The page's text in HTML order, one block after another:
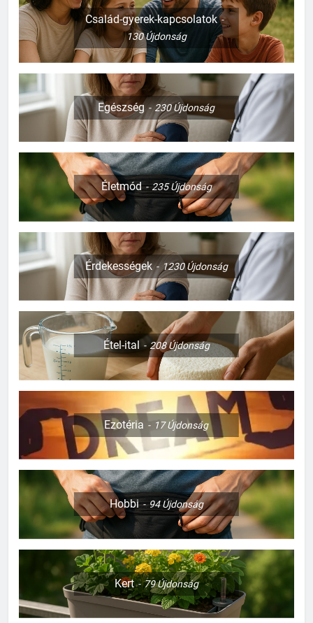
Család-gyerek-kapcsolatok
130Újdonság
Egészség 230Újdonság
Életmód 235Újdonság
Érdekességek 1230Újdonság
Étel-ital 208Újdonság
Ezotéria 17Újdonság
Hobbi 94Újdonság
Kert 79Újdonság